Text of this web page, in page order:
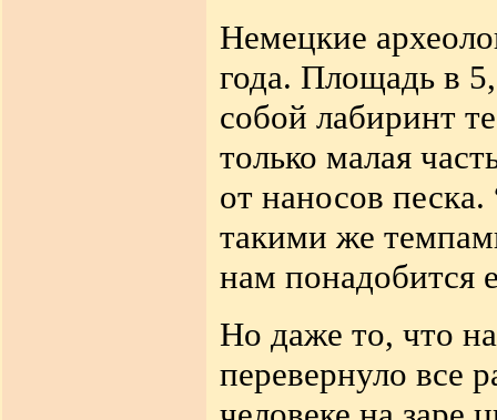
Немецкие
года. Площадь в
собой лабиринт
только малая
от наносов песка.
такими же
нам понадобится
Но даже то, что
перевернуло все